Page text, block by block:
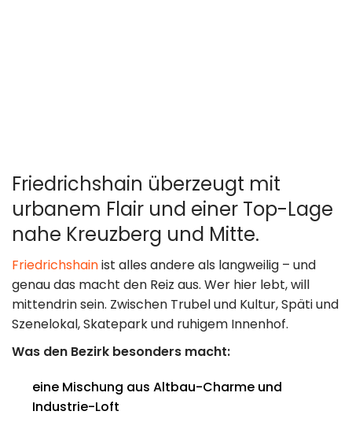
Friedrichshain überzeugt mit
urbanem Flair und einer Top-Lage
nahe Kreuzberg und Mitte.
Friedrichshainist alles andere als langweilig – und
genau das macht den Reiz aus. Wer hier lebt, will
mittendrin sein. Zwischen Trubel und Kultur, Späti und
Szenelokal, Skatepark und ruhigem Innenhof.
Was den Bezirk besonders macht:
eine Mischung aus Altbau-Charme und
Industrie-Loft